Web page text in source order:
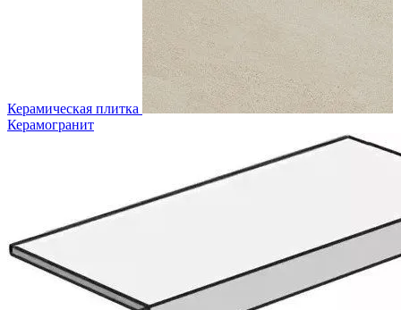
Керамическая плитка
Керамогранит